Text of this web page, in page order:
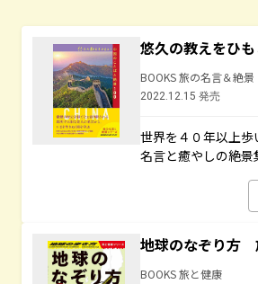
悠久の教えをひ
BOOKS 旅の名言＆絶景
2022.12.15 発売
世界を４０年以上
名言と癒やしの絶景
地球のなぞり方
BOOKS 旅と健康